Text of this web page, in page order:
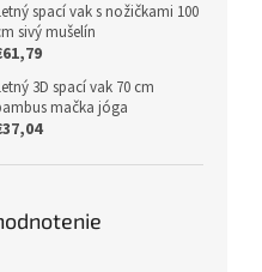
spací vak s nožičkami 100
sivý mušelín
3D spací vak 70 cm
mačka jóga